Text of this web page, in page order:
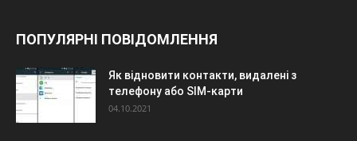
ПОПУЛЯРНІ ПОВІДОМЛЕННЯ
Як відновити контакти, видалені з
телефону або SIM-карти
04.10.2021